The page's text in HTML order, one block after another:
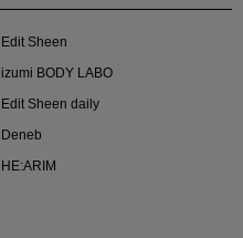
Edit Sheen
izumi BODY LABO
Edit Sheen daily
Deneb
HE:ARIM